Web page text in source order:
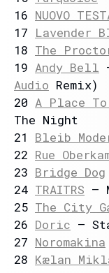
16 NUOVO
17 Lavender
18 The
19 Andy Bell
Audio Remix)
20 A Place
The Night
21 Bleib
22 Rue
23 Bridge Dog
24 TRAITRS –
25 The City
26 Doric –
27 Noromakina
28 Kælan